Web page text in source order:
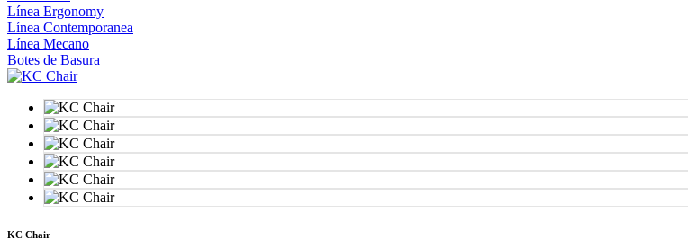
Línea Ergonomy
Línea Contemporanea
Línea Mecano
Botes de Basura
KC Chair